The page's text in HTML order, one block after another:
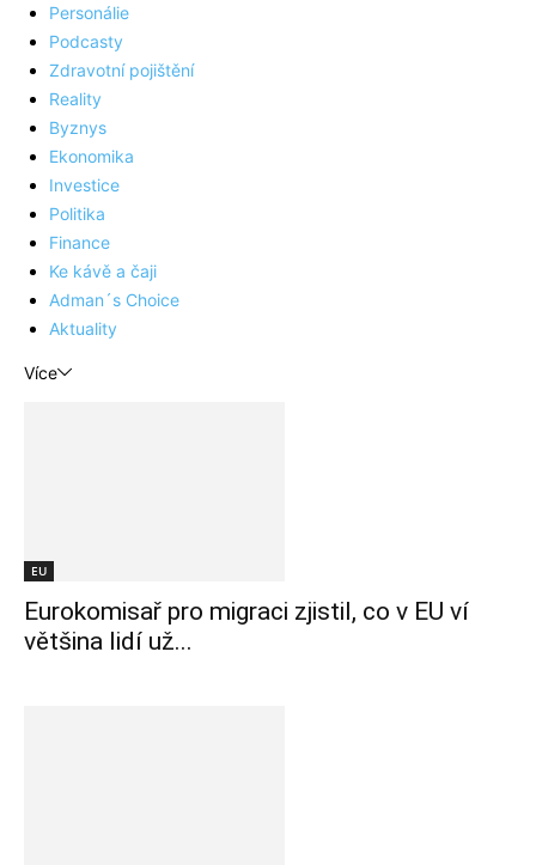
Personálie
Podcasty
Zdravotní pojištění
Reality
Byznys
Ekonomika
Investice
Politika
Finance
Ke kávě a čaji
Adman´s Choice
Aktuality
Více
EU
Eurokomisař pro migraci zjistil, co v EU ví
většina lidí už...